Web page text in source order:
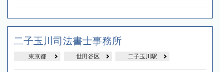
二子玉川司法書士事務所
東京都 世田谷区 二子玉川駅